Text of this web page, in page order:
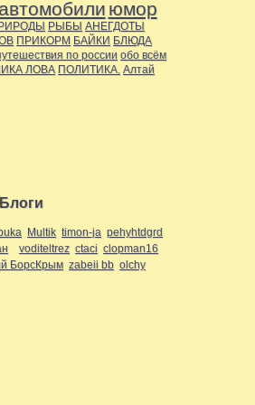
автомобили юмор
РЫБЫ АНЕГДОТЫ
ПРИКОРМ БАЙКИ БЛЮДА
по россии обо всём
ЛОВА ПОЛИТИКА. Алтай
Блоги
Multik timon-ja pehyhtdgrd
voditeltrez ctaci clopman16
БорсКрым zabeii bb olchy